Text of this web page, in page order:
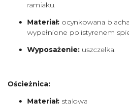
ramiaku.
Materiał: ocynkowana
wypełnione polistyrenem
Wyposażenie: uszczelka.
Ościeżnica:
Materiał: stalowa